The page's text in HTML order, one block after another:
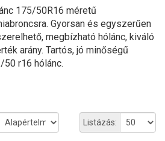
175/50R16 méretű
Gyorsan és egyszerűen
megbízható hólánc, kiváló
arány. Tartós, jó minőségű
50 r16 hólánc.
Listázás: